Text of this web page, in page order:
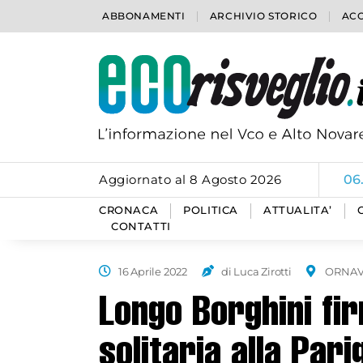
ABBONAMENTI ARCHIVIO STORICO
Aggiornato al 8 Agosto 2026
CRONACA POLITICA ATTUALITA’
CONTATTI
16 Aprile 2022 di Luca Zirotti
Longo Borghini